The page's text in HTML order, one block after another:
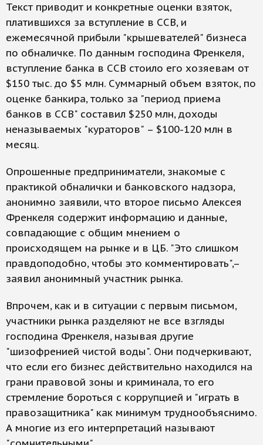
Текст приводит и конкретные оценки взяток,
платившихся за вступление в ССВ, и
ежемесячной прибыли "крышевателей" бизнеса
по обналичке. По данным господина Френкеля,
вступление банка в ССВ стоило его хозяевам от
$150 тыс. до $5 млн. Суммарный объем взяток, по
оценке банкира, только за "период приема
банков в ССВ" составил $250 млн, доходы
неназываемых "кураторов" – $100-120 млн в
месяц.
Опрошенные предприниматели, знакомые с
практикой обналички и банковского надзора,
анонимно заявили, что второе письмо Алексея
Френкеля содержит информацию и данные,
совпадающие с общим мнением о
происходящем на рынке и в ЦБ. "Это слишком
правдоподобно, чтобы это комментировать",–
заявил анонимный участник рынка.
Впрочем, как и в ситуации с первым письмом,
участники рынка разделяют не все взгляды
господина Френкеля, называя другие
"шизофренией чистой воды". Они подчеркивают,
что если его бизнес действительно находился на
грани правовой зоны и криминала, то его
стремление бороться с коррупцией и "играть в
правозащитника" как минимум труднообъяснимо.
А многие из его интерпретаций называют